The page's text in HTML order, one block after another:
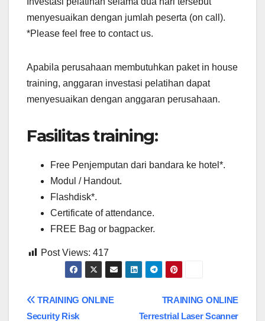
menyesuaikan dengan jumlah peserta (on call).
*Please feel free to contact us.
Apabila perusahaan membutuhkan paket in house
training, anggaran investasi pelatihan dapat
menyesuaikan dengan anggaran perusahaan.
Fasilitas training:
Free Penjemputan dari bandara ke hotel*.
Modul / Handout.
Flashdisk*.
Certificate of attendance.
FREE Bag or bagpacker.
Post Views: 417
Post
TRAINING ONLINE
Terrestrial Laser Scanner
TRAINING ONLINE
Security Risk